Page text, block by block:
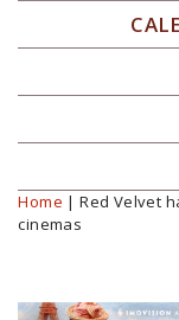
Você está
Home | Red Velvet
cinemas